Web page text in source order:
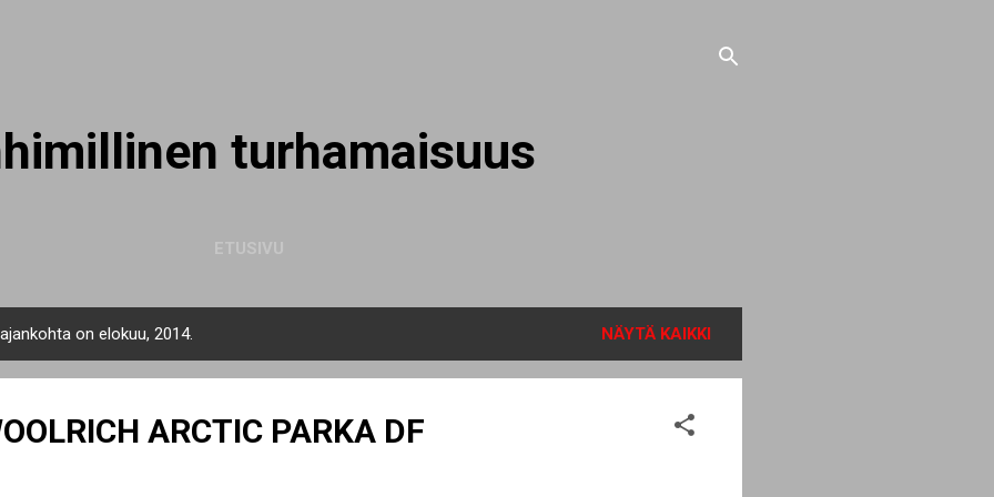
turhamaisuus
on elokuu, 2014. NÄYTÄ KAIKKI
ARCTIC PARKA DF